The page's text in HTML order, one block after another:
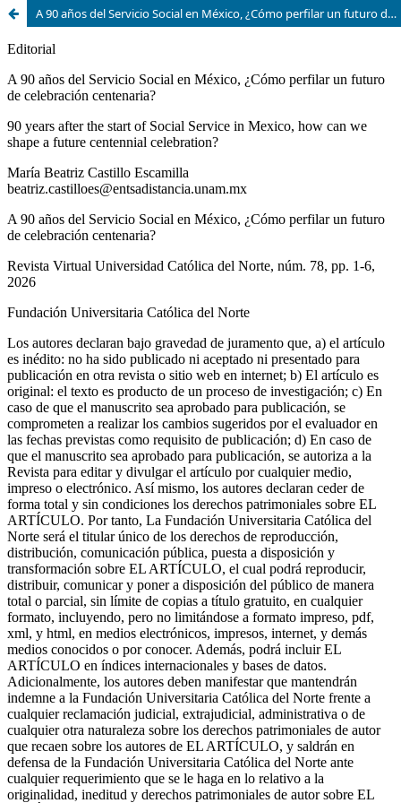
A 90 años del Servicio Social en México, ¿Cómo perfilar un futuro de celebración centenaria?